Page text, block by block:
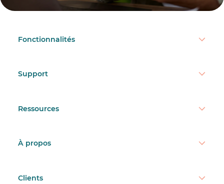
Fonctionnalités
Support
Ressources
À propos
Clients